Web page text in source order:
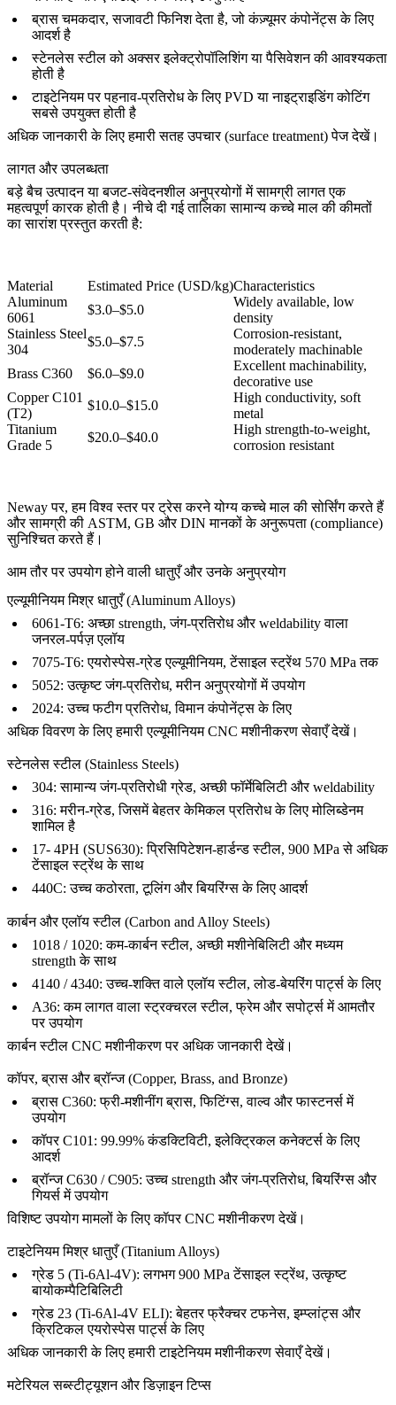
ब्रास चमकदार, सजावटी फिनिश देता है, जो कंज़्यूमर कंपोनेंट्स के लिए
आदर्श है
स्टेनलेस स्टील को अक्सरइलेक्ट्रोपॉलिशिंगया पैसिवेशन की आवश्यकता
होती है
टाइटेनियम पर पहनाव-प्रतिरोध के लिए PVD या नाइट्राइडिंग कोटिंग
सबसे उपयुक्त होती है
अधिक जानकारी के लिए हमारीसतह उपचार (surface treatment) पेजदेखें।
लागत और उपलब्धता
बड़े बैच उत्पादन या बजट-संवेदनशील अनुप्रयोगों में सामग्री लागत एक
महत्वपूर्ण कारक होती है। नीचे दी गई तालिका सामान्य कच्चे माल की कीमतों
का सारांश प्रस्तुत करती है:
Material Estimated Price (USD/kg)Characteristics
Aluminum
6061
$3.0–$5.0
Widely available, low
density
Stainless Steel
304
$5.0–$7.5
Corrosion-resistant,
moderately machinable
Brass C360
$6.0–$9.0
Excellent machinability,
decorative use
Copper C101
(T2)
$10.0–$15.0
High conductivity, soft
metal
Titanium
Grade 5
$20.0–$40.0
High strength-to-weight,
corrosion resistant
Neway पर, हम विश्व स्तर पर ट्रेस करने योग्य कच्चे माल की सोर्सिंग करते हैं
और सामग्री की ASTM, GB और DIN मानकों के अनुरूपता (compliance)
सुनिश्चित करते हैं।
आम तौर पर उपयोग होने वाली धातुएँ और उनके अनुप्रयोग
एल्यूमीनियम मिश्र धातुएँ (Aluminum Alloys)
6061-T6: अच्छा strength, जंग-प्रतिरोध और weldability वाला
जनरल-पर्पज़ एलॉय
7075-T6: एयरोस्पेस-ग्रेड एल्यूमीनियम, टेंसाइल स्ट्रेंथ 570 MPa तक
5052: उत्कृष्ट जंग-प्रतिरोध, मरीन अनुप्रयोगों में उपयोग
2024: उच्च फटीग प्रतिरोध, विमान कंपोनेंट्स के लिए
अधिक विवरण के लिए हमारीएल्यूमीनियम CNC मशीनीकरण सेवाएँदेखें।
स्टेनलेस स्टील (Stainless Steels)
304: सामान्य जंग-प्रतिरोधी ग्रेड, अच्छी फॉर्मेबिलिटी और weldability
316: मरीन-ग्रेड, जिसमें बेहतर केमिकल प्रतिरोध के लिए मोलिब्डेनम
शामिल है
17- 4PH (SUS630): प्रिसिपिटेशन-हार्डन्ड स्टील, 900 MPa से अधिक
टेंसाइल स्ट्रेंथ के साथ
440C: उच्च कठोरता, टूलिंग और बियरिंग्स के लिए आदर्श
कार्बन और एलॉय स्टील (Carbon and Alloy Steels)
1018 / 1020: कम-कार्बन स्टील, अच्छी मशीनेबिलिटी और मध्यम
strength के साथ
4140 / 4340: उच्च-शक्ति वाले एलॉय स्टील, लोड-बेयरिंग पार्ट्स के लिए
A36: कम लागत वाला स्ट्रक्चरल स्टील, फ्रेम और सपोर्ट्स में आमतौर
पर उपयोग
कार्बन स्टील CNC मशीनीकरणपर अधिक जानकारी देखें।
कॉपर, ब्रास और ब्रॉन्ज (Copper, Brass, and Bronze)
ब्रास C360: फ्री-मशीनींग ब्रास, फिटिंग्स, वाल्व और फास्टनर्स में
उपयोग
कॉपर C101: 99.99% कंडक्टिविटी, इलेक्ट्रिकल कनेक्टर्स के लिए
आदर्श
ब्रॉन्ज C630 / C905: उच्च strength और जंग-प्रतिरोध, बियरिंग्स और
गियर्स में उपयोग
विशिष्ट उपयोग मामलों के लिएकॉपर CNC मशीनीकरणदेखें।
टाइटेनियम मिश्र धातुएँ (Titanium Alloys)
ग्रेड 5 (Ti-6Al-4V): लगभग 900 MPa टेंसाइल स्ट्रेंथ, उत्कृष्ट
बायोकम्पैटिबिलिटी
ग्रेड 23 (Ti-6Al-4V ELI): बेहतर फ्रैक्चर टफनेस, इम्प्लांट्स और
क्रिटिकल एयरोस्पेस पार्ट्स के लिए
अधिक जानकारी के लिए हमारीटाइटेनियम मशीनीकरण सेवाएँदेखें।
मटेरियल सब्स्टीट्यूशन और डिज़ाइन टिप्स